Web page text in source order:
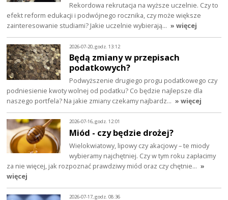
Rekordowa rekrutacja na wyższe uczelnie. Czy to
efekt reform edukacji i podwójnego rocznika, czy może większe
zainteresowanie studiami? Jakie uczelnie wybierają… » więcej
2026-07-20, godz. 13:12
Będą zmiany w przepisach
podatkowych?
Podwyższenie drugiego progu podatkowego czy
podniesienie kwoty wolnej od podatku? Co będzie najlepsze dla
naszego portfela? Na jakie zmiany czekamy najbardz… » więcej
2026-07-16, godz. 12:01
Miód - czy będzie drożej?
Wielokwiatowy, lipowy czy akacjowy – te miody
wybieramy najchętniej. Czy w tym roku zapłacimy
za nie więcej, jak rozpoznać prawdziwy miód oraz czy chętnie… »
więcej
2026-07-17, godz. 08:36